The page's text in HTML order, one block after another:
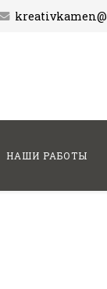
НАШИ РАБОТЫ